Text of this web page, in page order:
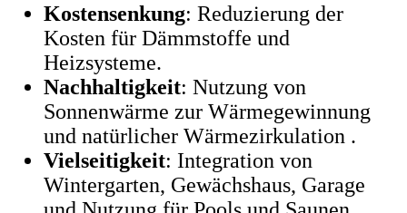
Kostensenkung: Reduzierung der
Kosten für Dämmstoffe und
Heizsysteme.
Nachhaltigkeit: Nutzung von
Sonnenwärme zur Wärmegewinnung
und natürlicher Wärmezirkulation .
Vielseitigkeit: Integration von
Wintergarten, Gewächshaus, Garage